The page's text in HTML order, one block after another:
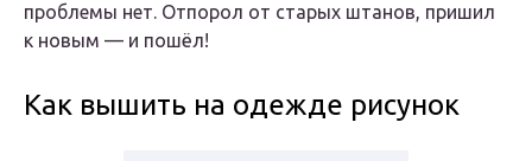
проблемы нет. Отпорол от старых штанов, пришил
к новым — и пошёл!
Как вышить на одежде рисунок